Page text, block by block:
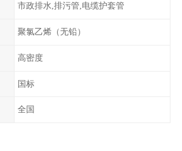
市政排水,排污管,电缆护套管
聚氯乙烯（无铅）
高密度
国标
全国